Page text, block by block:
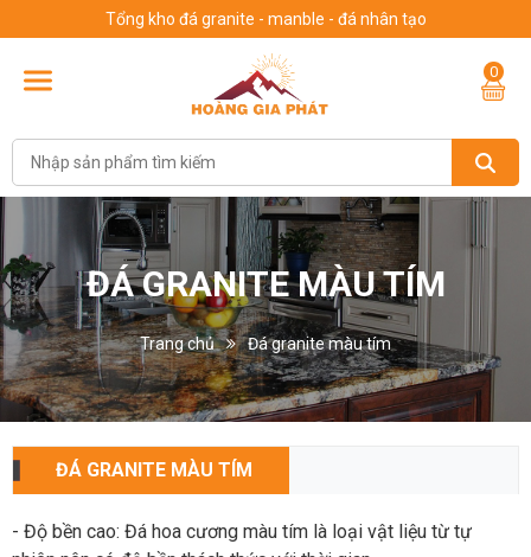
Tổng kho đá granite - manble - đá nhân tạo
0
ĐÁ GRANITE MÀU TÍM
Trang chủ Đá granite màu tím
ĐÁ GRANITE MÀU TÍM
- Độ bền cao: Đá hoa cương màu tím là loại vật liệu từ tự